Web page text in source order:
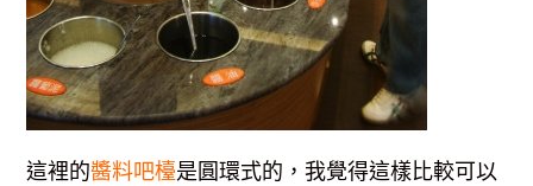
這裡的醬料吧檯是圓環式的，我覺得這樣比較可以